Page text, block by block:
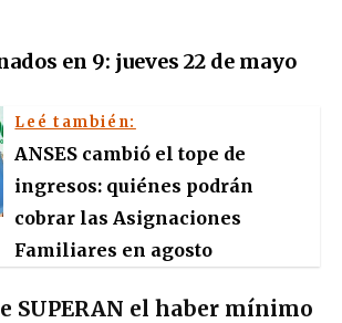
en 9: jueves 22 de mayo
Leé también:
ANSES cambió el tope de
ingresos: quiénes podrán
cobrar las Asignaciones
Familiares en agosto
SUPERAN el haber mínimo